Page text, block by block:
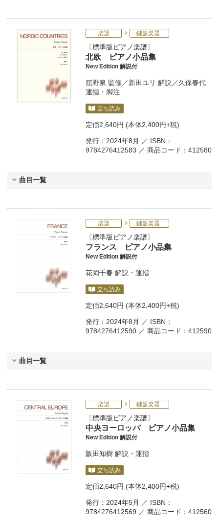
楽譜 鍵盤楽器
標準版ピアノ楽譜
北欧 ピアノ小品集
New Edition 解説付
舘野泉 監修／新田ユリ 解説／久保春代
運指・脚注
立ち読み
定価2,640円 (本体2,400円+税)
発行：2024年8月 ／ ISBN：
9784276412583 ／ 商品コード：412580
曲目一覧
楽譜 鍵盤楽器
標準版ピアノ楽譜
フランス ピアノ小品集
New Edition 解説付
花岡千春 解説・運指
立ち読み
定価2,640円 (本体2,400円+税)
発行：2024年8月 ／ ISBN：
9784276412590 ／ 商品コード：412590
曲目一覧
楽譜 鍵盤楽器
標準版ピアノ楽譜
中央ヨーロッパ ピアノ小品集
New Edition 解説付
阪田知樹 解説・運指
立ち読み
定価2,640円 (本体2,400円+税)
発行：2024年5月 ／ ISBN：
9784276412569 ／ 商品コード：412560